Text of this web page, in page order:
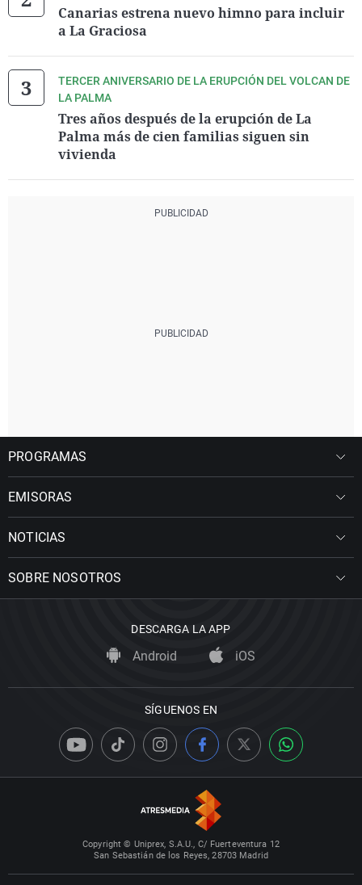
Canarias estrena nuevo himno para incluir
a La Graciosa
TERCER ANIVERSARIO DE LA ERUPCIÓN DEL VOLCAN DE
LA PALMA
Tres años después de la erupción de La
Palma más de cien familias siguen sin
vivienda
PROGRAMAS
EMISORAS
NOTICIAS
SOBRE NOSOTROS
DESCARGA LA APP
Android iOS
SÍGUENOS EN
Copyright © Uniprex, S.A.U., C/ Fuerteventura 12
San Sebastián de los Reyes, 28703 Madrid